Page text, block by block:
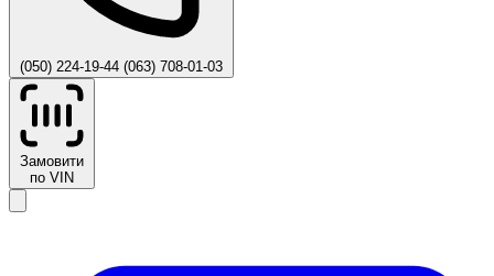
(050) 224-19-44 (063) 708-01-03
Замовити
по VIN